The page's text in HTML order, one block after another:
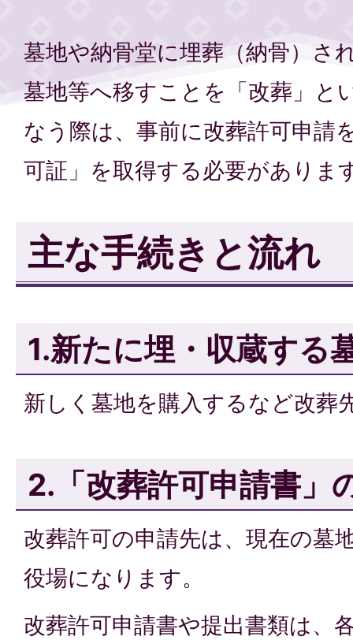
墓地や納骨堂に埋葬（納骨）さ
墓地等へ移すことを「改葬」と
なう際は、事前に改葬許可申請
可証」を取得する必要がありま
主な手続きと流れ
1.新たに埋・収蔵する
新しく墓地を購入するなど改葬
2.「改葬許可申請書」
改葬許可の申請先は、現在の墓
役場になります。
改葬許可申請書や提出書類は、